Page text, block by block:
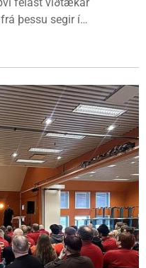
þessu segir í
er að styrkja og
sjálfbær og vel í stakk
verkefni og tryggja